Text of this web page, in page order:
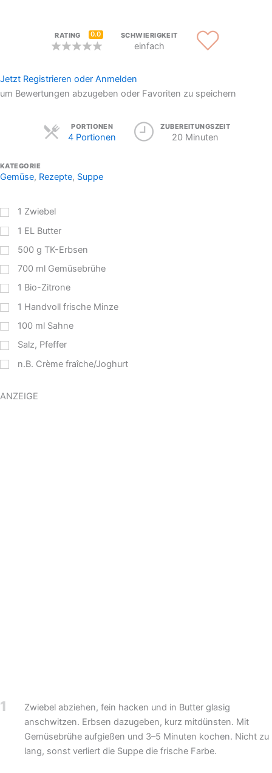
RATING 0.0 SCHWIERIGKEIT
einfach
Jetzt Registrieren oder Anmelden
um Bewertungen abzugeben oder Favoriten zu speichern
PORTIONEN
4 Portionen
Servings ZUBEREITUNGSZEIT
20 Minuten
KATEGORIE
Gemüse, Rezepte, Suppe
1 Zwiebel
1 EL Butter
500 g TK-Erbsen
700 ml Gemüsebrühe
1 Bio-Zitrone
1 Handvoll frische Minze
100 ml Sahne
Salz, Pfeffer
n.B. Crème fraîche/Joghurt
ANZEIGE
1
Zwiebel abziehen, fein hacken und in Butter glasig
anschwitzen. Erbsen dazugeben, kurz mitdünsten. Mit
Gemüsebrühe aufgießen und 3–5 Minuten kochen. Nicht zu
lang, sonst verliert die Suppe die frische Farbe.